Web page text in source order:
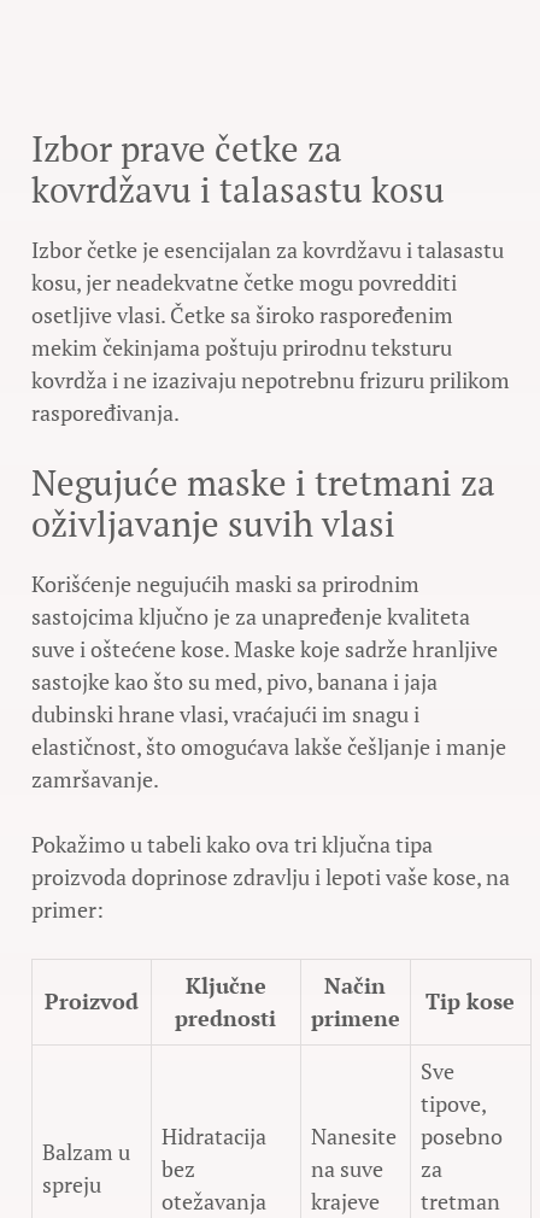
Izbor prave četke za
kovrdžavu i talasastu kosu
Izbor četke je esencijalan za kovrdžavu i talasastu
kosu, jer neadekvatne četke mogu povredditi
osetljive vlasi. Četke sa široko raspoređenim
mekim čekinjama poštuju prirodnu teksturu
kovrdža i ne izazivaju nepotrebnu frizuru prilikom
raspoređivanja.
Negujuće maske i tretmani za
oživljavanje suvih vlasi
Korišćenje negujućih maski sa prirodnim
sastojcima ključno je za unapređenje kvaliteta
suve i oštećene kose. Maske koje sadrže hranljive
sastojke kao što su med, pivo, banana i jaja
dubinski hrane vlasi, vraćajući im snagu i
elastičnost, što omogućava lakše češljanje i manje
zamršavanje.
Pokažimo u tabeli kako ova tri ključna tipa
proizvoda doprinose zdravlju i lepoti vaše kose, na
primer:
Proizvod
Ključne
prednosti
Način
primene
Tip kose
Balzam u
spreju
Hidratacija
bez
otežavanja
Nanesite
na suve
krajeve
Sve
tipove,
posebno
za
tretman